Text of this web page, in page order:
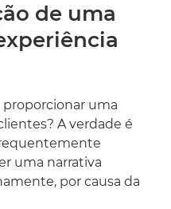
de uma
uma
A verdade é
uma narrativa
por causa da